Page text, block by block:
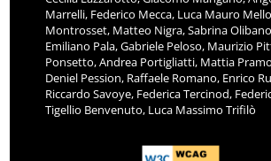
Marrelli, Federico Mecca, Luca Mauro
Montrosset, Matteo Nigra, Sabrina
Emiliano Pala, Gabriele Peloso, Maurizio
Ponsetto, Andrea Portigliatti, Mattia
Deniel Pession, Raffaele Romano, Enrico
Riccardo Savoye, Federica Tercinod,
Tigellio Benvenuto, Luca Massimo Trifilò